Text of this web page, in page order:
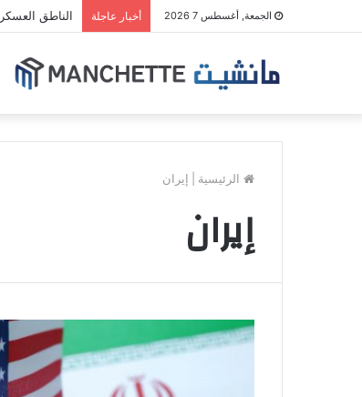
الجمعة, أغسطس 7 2026 أخبار عاجلة الناطق
الرئيسية إيران
إيران